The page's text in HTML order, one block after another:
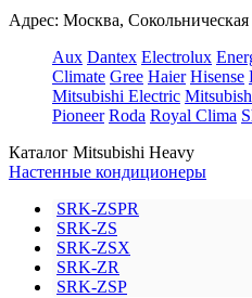
Адрес: Москва,
Aux Dantex Electrolux
Climate Gree Haier Hisense
Mitsubishi Electric
Pioneer Roda Royal Clima
Каталог Mitsubishi Heavy
Настенные кондиционеры
SRK-ZSPR
SRK-ZS
SRK-ZSX
SRK-ZR
SRK-ZSP